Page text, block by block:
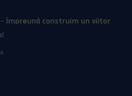
– Împreună construim un viitor